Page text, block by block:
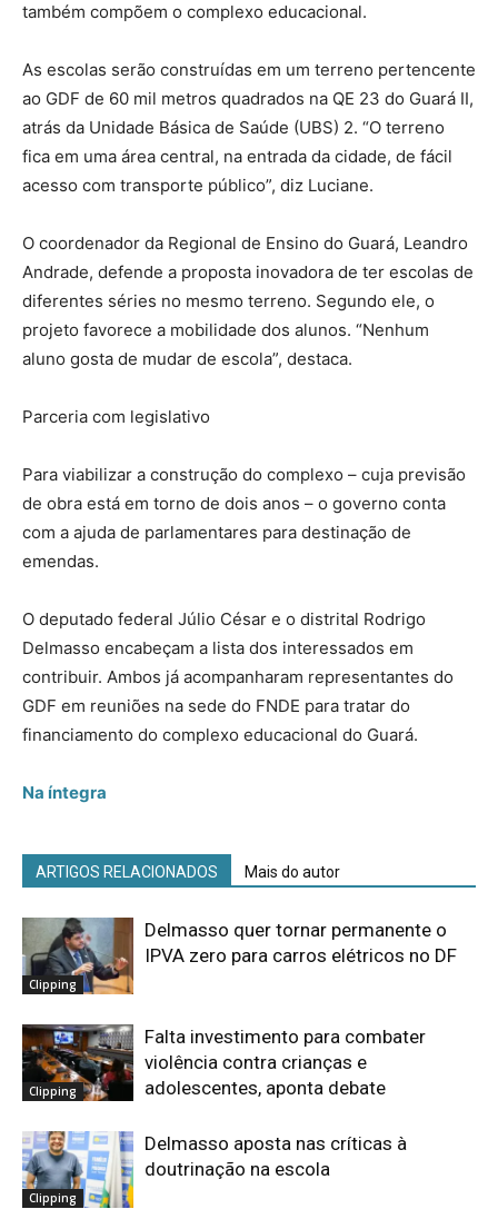
também compõem o complexo educacional.
As escolas serão construídas em um terreno pertencente
ao GDF de 60 mil metros quadrados na QE 23 do Guará II,
atrás da Unidade Básica de Saúde (UBS) 2. “O terreno
fica em uma área central, na entrada da cidade, de fácil
acesso com transporte público”, diz Luciane.
O coordenador da Regional de Ensino do Guará, Leandro
Andrade, defende a proposta inovadora de ter escolas de
diferentes séries no mesmo terreno. Segundo ele, o
projeto favorece a mobilidade dos alunos. “Nenhum
aluno gosta de mudar de escola”, destaca.
Parceria com legislativo
Para viabilizar a construção do complexo – cuja previsão
de obra está em torno de dois anos – o governo conta
com a ajuda de parlamentares para destinação de
emendas.
O deputado federal Júlio César e o distrital Rodrigo
Delmasso encabeçam a lista dos interessados em
contribuir. Ambos já acompanharam representantes do
GDF em reuniões na sede do FNDE para tratar do
financiamento do complexo educacional do Guará.
Na íntegra
ARTIGOS RELACIONADOS Mais do autor
Clipping
Delmasso quer tornar permanente o
IPVA zero para carros elétricos no DF
Clipping
Falta investimento para combater
violência contra crianças e
adolescentes, aponta debate
Clipping
Delmasso aposta nas críticas à
doutrinação na escola